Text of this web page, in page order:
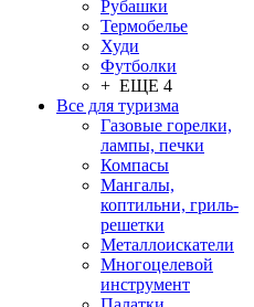
Рубашки
Термобелье
Худи
Футболки
+ ЕЩЕ 4
Все для туризма
Газовые горелки,
лампы, печки
Компасы
Мангалы,
коптильни, гриль-
решетки
Металлоискатели
Многоцелевой
инструмент